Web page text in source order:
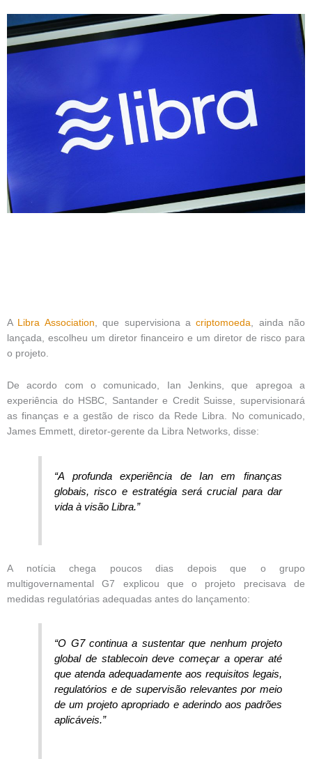
A Libra Association , que supervisiona a criptomoeda , ainda não
lançada, escolheu um diretor financeiro e um diretor de risco para
o projeto.
De acordo com o comunicado, Ian Jenkins, que apregoa a
experiência do HSBC, Santander e Credit Suisse, supervisionará
as finanças e a gestão de risco da Rede Libra. No comunicado,
James Emmett, diretor-gerente da Libra Networks, disse:
“A profunda experiência de Ian em finanças
globais, risco e estratégia será crucial para dar
vida à visão Libra.”
A notícia chega poucos dias depois que o grupo
multigovernamental G7 explicou que o projeto precisava de
medidas regulatórias adequadas antes do lançamento:
“O G7 continua a sustentar que nenhum projeto
global de stablecoin deve começar a operar até
que atenda adequadamente aos requisitos legais,
regulatórios e de supervisão relevantes por meio
de um projeto apropriado e aderindo aos padrões
aplicáveis.”